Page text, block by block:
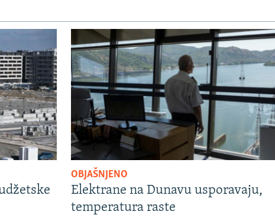
OBJAŠNJENO
Elektrane na Dunavu usporavaju,
temperatura raste